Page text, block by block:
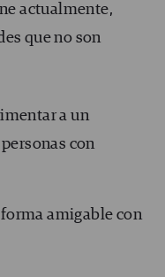
actualmente,
que no son
a un
con
amigable con